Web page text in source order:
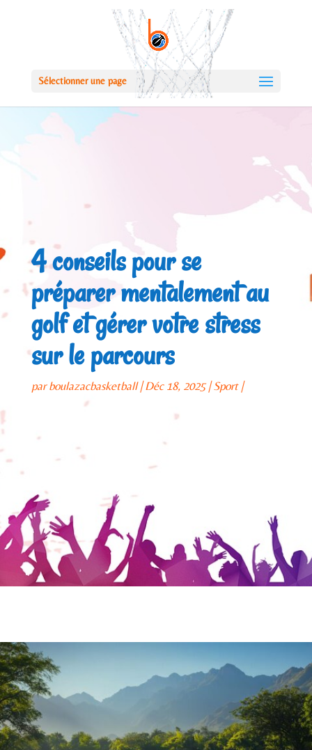
Sélectionner une page
4 conseils pour se
préparer mentalement au
golf et gérer votre stress
sur le parcours
parboulazacbasketball Déc 18, 2025 Sport